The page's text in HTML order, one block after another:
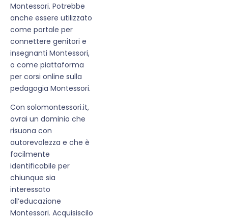
Montessori. Potrebbe
anche essere utilizzato
come portale per
connettere genitori e
insegnanti Montessori,
o come piattaforma
per corsi online sulla
pedagogia Montessori.
Con solomontessori.it,
avrai un dominio che
risuona con
autorevolezza e che è
facilmente
identificabile per
chiunque sia
interessato
all’educazione
Montessori. Acquisiscilo